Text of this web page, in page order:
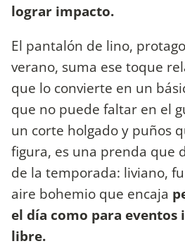
lograr impacto.
El pantalón de lino,
verano, suma ese toque
que lo convierte en un
que no puede faltar en el
un corte holgado y puños
figura, es una prenda que
de la temporada: liviano,
aire bohemio que encaja
el día como para
libre.